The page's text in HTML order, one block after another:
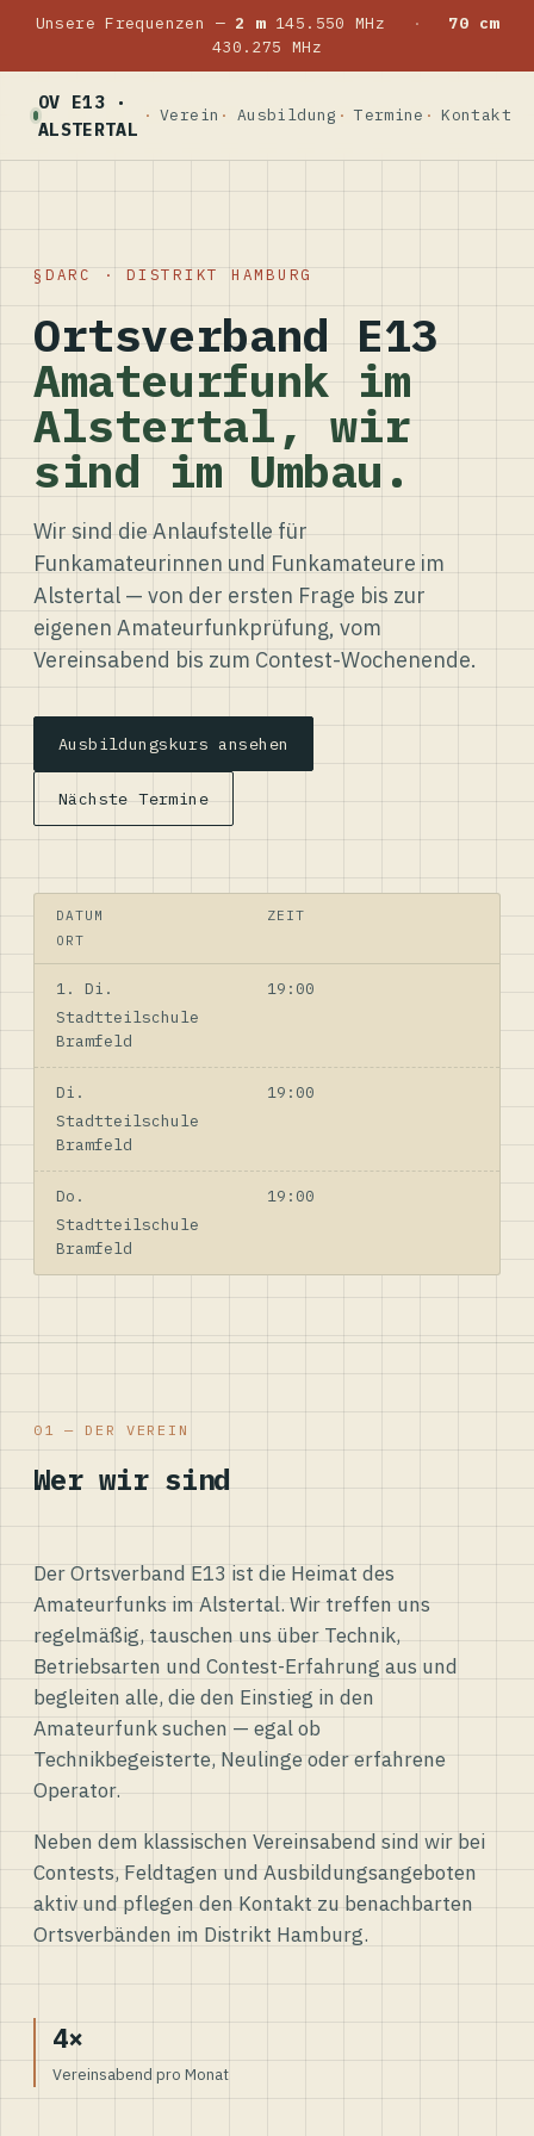
Unsere Frequenzen — 2 m145.550 MHz ·
70 cm
430.275 MHz
OV E13 ·
ALSTERTAL
Verein Ausbildung Termine Kontakt
DARC · DISTRIKT HAMBURG
Ortsverband E13
Amateurfunk im
Alstertal, wir
sind im Umbau.
Wir sind die Anlaufstelle für
Funkamateurinnen und Funkamateure im
Alstertal — von der ersten Frage bis zur
eigenen Amateurfunkprüfung, vom
Vereinsabend bis zum Contest-Wochenende.
Ausbildungskurs ansehen
Nächste Termine
DATUM
ZEIT
ORT
1. Di.
19:00
Stadtteilschule
Bramfeld
Di.
19:00
Stadtteilschule
Bramfeld
Do.
19:00
Stadtteilschule
Bramfeld
01 — DER VEREIN
Wer wir sind
Der Ortsverband E13 ist die Heimat des
Amateurfunks im Alstertal. Wir treffen uns
regelmäßig, tauschen uns über Technik,
Betriebsarten und Contest-Erfahrung aus und
begleiten alle, die den Einstieg in den
Amateurfunk suchen — egal ob
Technikbegeisterte, Neulinge oder erfahrene
Operator.
Neben dem klassischen Vereinsabend sind wir bei
Contests, Feldtagen und Ausbildungsangeboten
aktiv und pflegen den Kontakt zu benachbarten
Ortsverbänden im Distrikt Hamburg.
4×
Vereinsabend pro Monat